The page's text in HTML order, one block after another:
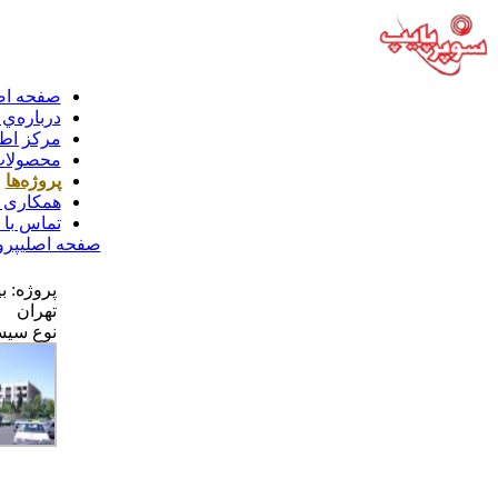
صفحه
درباره‌ي
مركز
پروژه‌ها
همکاری
تماس با
صفحه اصلی
پروژه:
تهران
نوع